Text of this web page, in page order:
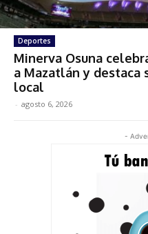
Deportes
Minerva Osuna
a Mazatlán y destaca
local
- agosto 6, 2026
-